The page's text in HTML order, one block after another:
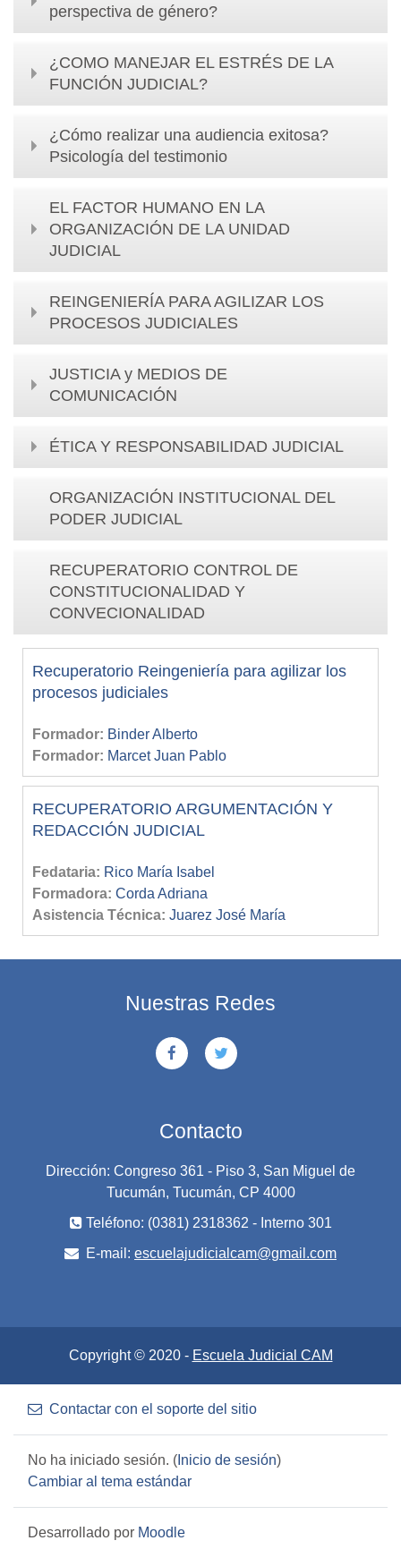
perspectiva de género?
¿COMO MANEJAR EL ESTRÉS DE LA
FUNCIÓN JUDICIAL?
¿Cómo realizar una audiencia exitosa?
Psicología del testimonio
EL FACTOR HUMANO EN LA
ORGANIZACIÓN DE LA UNIDAD
JUDICIAL
REINGENIERÍA PARA AGILIZAR LOS
PROCESOS JUDICIALES
JUSTICIA y MEDIOS DE
COMUNICACIÓN
ÉTICA Y RESPONSABILIDAD JUDICIAL
ORGANIZACIÓN INSTITUCIONAL DEL
PODER JUDICIAL
RECUPERATORIO CONTROL DE
CONSTITUCIONALIDAD Y
CONVECIONALIDAD
Recuperatorio Reingeniería para agilizar los
procesos judiciales
Formador: Binder Alberto
Formador: Marcet Juan Pablo
RECUPERATORIO ARGUMENTACIÓN Y
REDACCIÓN JUDICIAL
Fedataria: Rico María Isabel
Formadora: Corda Adriana
Asistencia Técnica: Juarez José María
Nuestras Redes
Contacto
Dirección: Congreso 361 - Piso 3, San Miguel de
Tucumán, Tucumán, CP 4000
Teléfono: (0381) 2318362 - Interno 301
E-mail: escuelajudicialcam@gmail.com
Copyright © 2020 - Escuela Judicial CAM
Contactar con el soporte del sitio
No ha iniciado sesión. ( Inicio de sesión)
Cambiar al tema estándar
Desarrollado por Moodle